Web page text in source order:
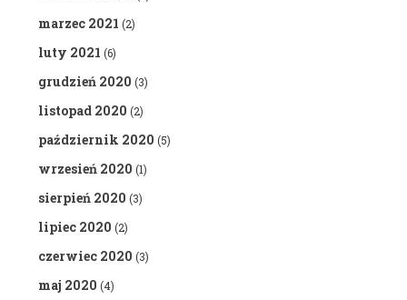
marzec 2021 (2)
luty 2021 (6)
grudzień 2020 (3)
listopad 2020 (2)
październik 2020 (5)
wrzesień 2020 (1)
sierpień 2020 (3)
lipiec 2020 (2)
czerwiec 2020 (3)
maj 2020 (4)